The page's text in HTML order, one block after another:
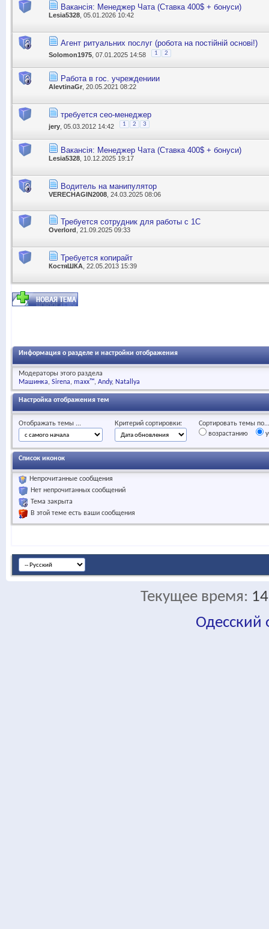
Вакансія: Менеджер Чата (Ставка 400$ + бонуси)
Lesia5328 , 05.01.2026 10:42
Агент ритуальних послуг (робота на постійній основі!)
Solomon1975 , 07.01.2025 14:58 1 2
Работа в гос. учреждениии
AlevtinaGr , 20.05.2021 08:22
требуется сео-менеджер
jery , 05.03.2012 14:42 1 2 3
Вакансія: Менеджер Чата (Ставка 400$ + бонуси)
Lesia5328 , 10.12.2025 19:17
Водитель на манипулятор
VERECHAGIN2008 , 24.03.2025 08:06
Требуется сотрудник для работы с 1С
Overlord , 21.09.2025 09:33
Требуется копирайт
КостяШКА , 22.05.2013 15:39
Информация о разделе и настройки отображения
Модераторы этого раздела
Машинка Sirena maxx™ Andy Natallya
Настройка отображения тем
Отображать темы ... Критерий сортировки:
Сортировать темы по...
возрастанию
Список иконок
Непрочитанные сообщения
Нет непрочитанных сообщений
Тема закрыта
В этой теме есть ваши сообщения
Текущее время:
Одесский